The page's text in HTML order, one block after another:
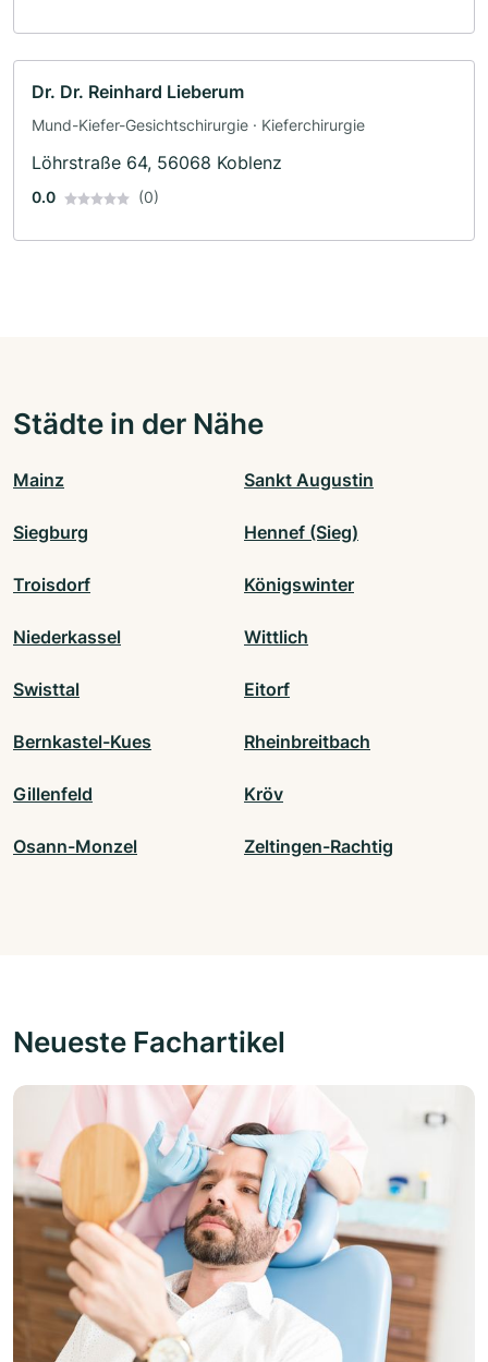
Dr. Dr. Reinhard Lieberum
Mund-Kiefer-Gesichtschirurgie · Kieferchirurgie
Löhrstraße 64, 56068 Koblenz
0.0 (0)
Städte in der Nähe
Mainz Sankt Augustin
Siegburg Hennef (Sieg)
Troisdorf Königswinter
Niederkassel Wittlich
Swisttal Eitorf
Bernkastel-Kues Rheinbreitbach
Gillenfeld Kröv
Osann-Monzel Zeltingen-Rachtig
Neueste Fachartikel